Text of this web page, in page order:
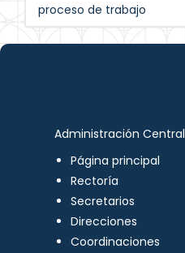
proceso de trabajo
Administración Central
Página principal
Rectoría
Secretarios
Direcciones
Coordinaciones